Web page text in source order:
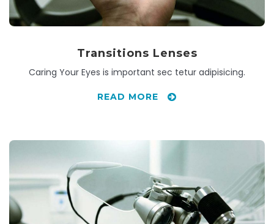
Transitions Lenses
Caring Your Eyes is important sec tetur adipisicing.
READ MORE